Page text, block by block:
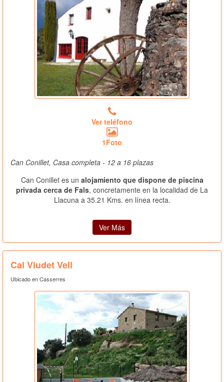
Ver teléfono
1Foto
Can Conillet, Casa completa - 12 a 16 plazas
Can Conillet es un alojamiento que dispone de piscina
privada cerca de Fals, concretamente en la localidad de La
Llacuna a 35.21 Kms. en línea recta.
Ver Más
Cal Viudet Vell
Ubicado en Casserres